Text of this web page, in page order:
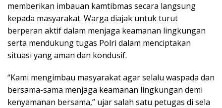
memberikan imbauan kamtibmas secara langsung
kepada masyarakat. Warga diajak untuk turut
berperan aktif dalam menjaga keamanan lingkungan
serta mendukung tugas Polri dalam menciptakan
situasi yang aman dan kondusif.
“Kami mengimbau masyarakat agar selalu waspada dan
bersama-sama menjaga keamanan lingkungan demi
kenyamanan bersama,” ujar salah satu petugas di sela